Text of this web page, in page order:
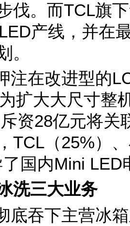
伐。而TCL旗
产线，并在
。
注在改进型的
扩大大尺寸整
资28亿元将关
TCL（25%）
国内Mini LED
洗三大业务
底吞下主营冰